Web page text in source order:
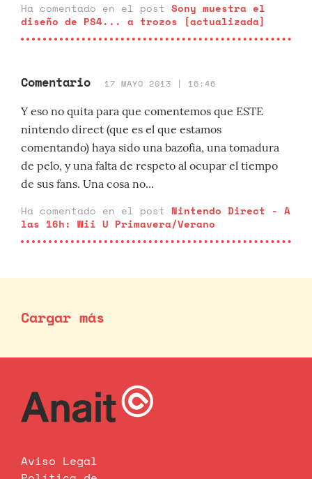
Ha comentado en el post Sony muestra el
diseño de PS4... a trozos [actualizada]
Comentario 17 MAYO 2013 | 16:46
Y eso no quita para que comentemos que ESTE
nintendo direct (que es el que estamos
comentando) haya sido una bazofia, una tomadura
de pelo, y una falta de respeto al ocupar el tiempo
de sus fans. Una cosa no...
Ha comentado en el post Nintendo Direct - A
las 16h: Wii U Primavera/Verano
Cargar más
Aviso Legal